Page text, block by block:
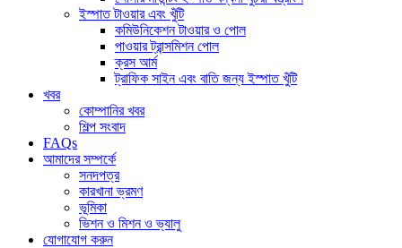
ইস্পাত টাওয়ার এবং খুঁটি
কমিউনিকেশন টাওয়ার ও পোল
পাওয়ার ট্রান্সমিশন পোল
ক্রস আর্ম
ট্রাফিক সাইন এবং বাতি জন্য ইস্পাত খুঁটি
খবর
কোম্পানির খবর
শিল্প সংবাদ
FAQs
আমাদের সম্পর্কে
সনদপত্র
কারখানা ভ্রমণ
ভূমিকা
ভিশন ও মিশন ও ভ্যালু
যোগাযোগ করুন